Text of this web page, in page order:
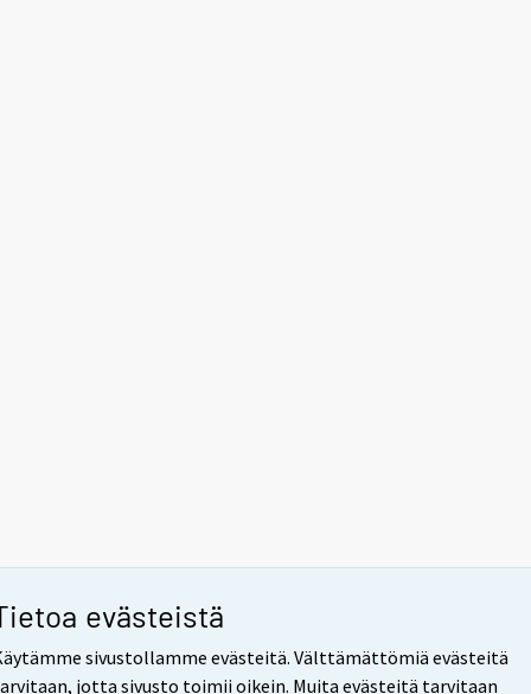
evästeistä
sivustollamme evästeitä. Välttämättömiä evästeitä
jotta sivusto toimii oikein. Muita evästeitä tarvitaan